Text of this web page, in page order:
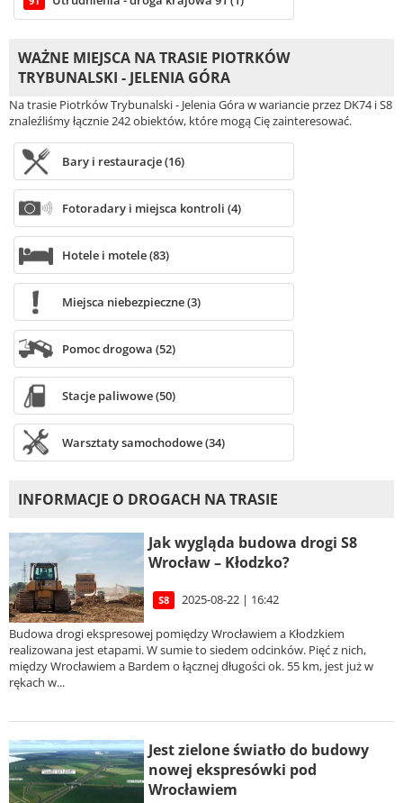
WAŻNE MIEJSCA NA TRASIE PIOTRKÓW
TRYBUNALSKI - JELENIA GÓRA
Na trasie Piotrków Trybunalski - Jelenia Góra w wariancie przez DK74 i S8
znaleźliśmy łącznie 242 obiektów, które mogą Cię zainteresować.
Bary i restauracje (16)
Fotoradary i miejsca kontroli (4)
Hotele i motele (83)
Miejsca niebezpieczne (3)
Pomoc drogowa (52)
Stacje paliwowe (50)
Warsztaty samochodowe (34)
INFORMACJE O DROGACH NA TRASIE
Jak wygląda budowa drogi S8
Wrocław – Kłodzko?
S8 2025-08-22 | 16:42
Budowa drogi ekspresowej pomiędzy Wrocławiem a Kłodzkiem
realizowana jest etapami. W sumie to siedem odcinków. Pięć z nich,
między Wrocławiem a Bardem o łącznej długości ok. 55 km, jest już w
rękach w...
Jest zielone światło do budowy
nowej ekspresówki pod
Wrocławiem